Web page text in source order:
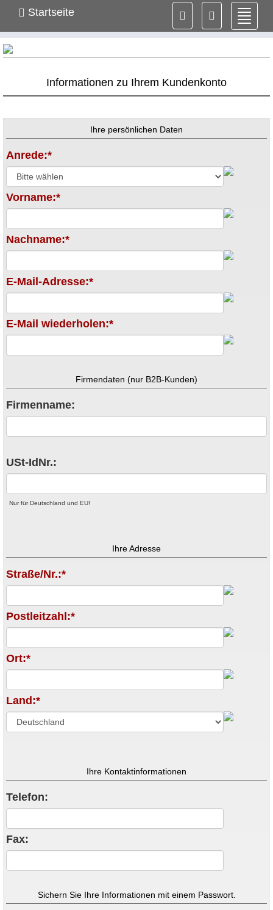
ein-/
Startseite
Informationen zu Ihrem Kundenkonto
Ihre persönlichen Daten
Anrede:*
Vorname:*
Nachname:*
E-Mail-Adresse:*
E-Mail wiederholen:*
Firmendaten (nur B2B-Kunden)
Firmenname:
USt-IdNr.:
Nur für Deutschland und EU!
Ihre Adresse
Straße/Nr.:*
Postleitzahl:*
Ort:*
Land:*
Ihre Kontaktinformationen
Telefon:
Fax:
Sichern Sie Ihre Informationen mit einem Passwort.